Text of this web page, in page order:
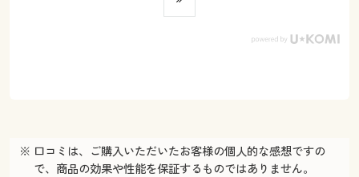
※ 口コミは、ご購入いただいたお客様の個人的な感想ですの
で、商品の効果や性能を保証するものではありません。